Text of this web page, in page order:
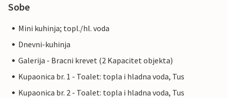
Sobe
Mini kuhinja; topl./hl. voda
Dnevni-kuhinja
Galerija - Bracni krevet (2 Kapacitet objekta)
Kupaonica br. 1 - Toalet: topla i hladna voda, Tus
Kupaonica br. 2 - Toalet: topla i hladna voda, Tus